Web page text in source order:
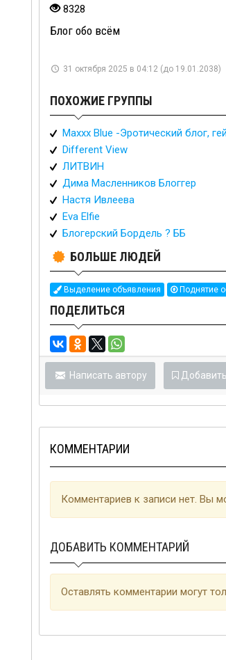
8328
Блог обо всём
31 октября 2025 в 04:12 (до 19.01.2038)
ПОХОЖИЕ ГРУППЫ
Maxxx Blue -Эротический блог,
Different View
ЛИТВИН
Дима Масленников Блоггер
Настя Ивлеева
Eva Elfie
Блогерский Бордель ? ББ
БОЛЬШЕ ЛЮДЕЙ
Выделение объявления Поднятие
ПОДЕЛИТЬСЯ
Написать автору
КОММЕНТАРИИ
Комментариев к записи нет. Вы
ДОБАВИТЬ КОММЕНТАРИЙ
Оставлять комментарии могут